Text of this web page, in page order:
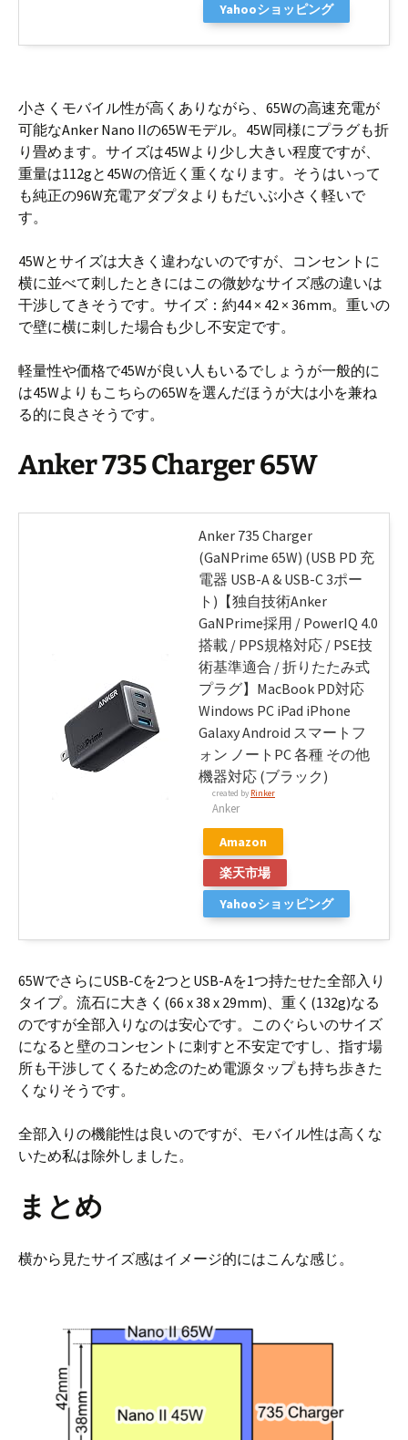
Yahooショッピング
小さくモバイル性が高くありながら、65Wの高速充電が
可能なAnker Nano IIの65Wモデル。45W同様にプラグも折
り畳めます。サイズは45Wより少し大きい程度ですが、
重量は112gと45Wの倍近く重くなります。そうはいって
も純正の96W充電アダプタよりもだいぶ小さく軽いで
す。
45Wとサイズは大きく違わないのですが、コンセントに
横に並べて刺したときにはこの微妙なサイズ感の違いは
干渉してきそうです。サイズ：約44 × 42 × 36mm。重いの
で壁に横に刺した場合も少し不安定です。
軽量性や価格で45Wが良い人もいるでしょうが一般的に
は45Wよりもこちらの65Wを選んだほうが大は小を兼ね
る的に良さそうです。
Anker 735 Charger 65W
Anker 735 Charger
(GaNPrime 65W) (USB PD 充
電器 USB-A & USB-C 3ポー
ト)【独自技術Anker
GaNPrime採用 / PowerIQ 4.0
搭載 / PPS規格対応 / PSE技
術基準適合 / 折りたたみ式
プラグ】MacBook PD対応
Windows PC iPad iPhone
Galaxy Android スマートフ
ォン ノートPC 各種 その他
機器対応 (ブラック)
created by Rinker
Anker
Amazon
楽天市場
Yahooショッピング
65WでさらにUSB-Cを2つとUSB-Aを1つ持たせた全部入り
タイプ。流石に大きく(66 x 38 x 29mm)、重く(132g)なる
のですが全部入りなのは安心です。このぐらいのサイズ
になると壁のコンセントに刺すと不安定ですし、指す場
所も干渉してくるため念のため電源タップも持ち歩きた
くなりそうです。
全部入りの機能性は良いのですが、モバイル性は高くな
いため私は除外しました。
まとめ
横から見たサイズ感はイメージ的にはこんな感じ。